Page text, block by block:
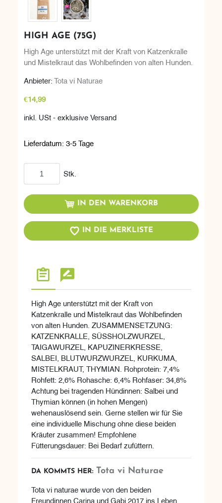
HIGH AGE (75G)
High Age unterstützt mit der Kraft von Katzenkralle
und Mistelkraut das Wohlbefinden von alten Hunden.
Anbieter: Tota vi Naturae
€14,99
inkl. USt - exklusive Versand
Lieferdatum: 3-5 Tage
Stk.
IN DEN WARENKORB
IN DIE MERKLISTE
High Age unterstützt mit der Kraft von
Katzenkralle und Mistelkraut das Wohlbefinden
von alten Hunden. ZUSAMMENSETZUNG:
KATZENKRALLE, SÜSSHOLZWURZEL,
TAIGAWURZEL, KAPUZINERKRESSE,
SALBEI, BLUTWURZWURZEL, KURKUMA,
MISTELKRAUT, THYMIAN. Rohprotein: 7,4%
Rohfett: 2,6% Rohasche: 6,4% Rohfaser: 34,8%
Achtung bei tragenden Hündinnen: Salbei und
Thymian können (in hohen Mengen)
wehenauslösend sein. Gerne stellen wir für Sie
eine individuelle Mischung ohne diese beiden
Kräuter zusammen! Empfohlene
Fütterungsdauer: Bei Bedarf zufüttern.
DA KOMMTS HER: Tota vi Naturae
Tota vi naturae wurde von den beiden
Freundinnen Carina und Gabi 2017 ins Leben